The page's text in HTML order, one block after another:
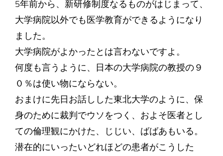
5年前から、新研修制度なるものがはじまって、
大学病院以外でも医学教育ができるようになり
ました。
大学病院がよかったとは言わないですよ。
何度も言うように、日本の大学病院の教授の９
０％は使い物にならない。
おまけに先日お話しした東北大学のように、保
身のために裁判でウソをつく、およそ医者とし
ての倫理観にかけた、じじい、ばばあもいる。
潜在的にいったいどれほどの患者がこうした